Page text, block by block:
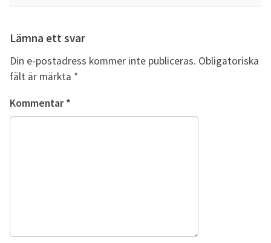
Lämna ett svar
Din e-postadress kommer inte publiceras. Obligatoriska
fält är märkta *
Kommentar*